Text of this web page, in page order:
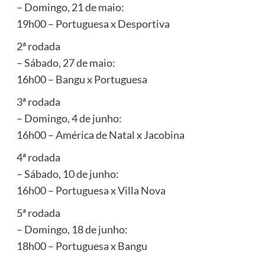
– Domingo, 21 de maio:
19h00 – Portuguesa x Desportiva
2ª rodada
– Sábado, 27 de maio:
16h00 – Bangu x Portuguesa
3ª rodada
– Domingo, 4 de junho:
16h00 – América de Natal x Jacobina
4ª rodada
– Sábado, 10 de junho:
16h00 – Portuguesa x Villa Nova
5ª rodada
– Domingo, 18 de junho:
18h00 – Portuguesa x Bangu